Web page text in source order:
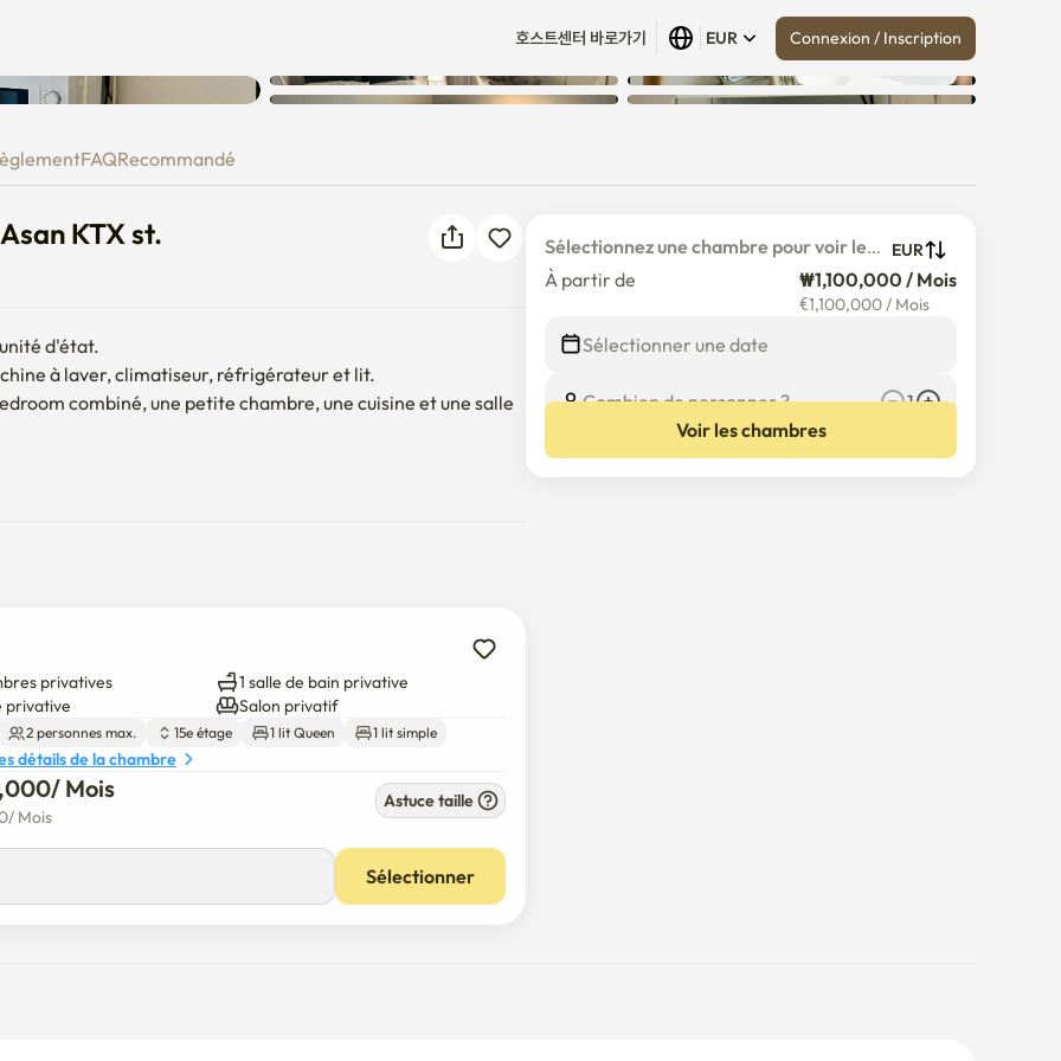
호스트센터 바로가기 EUR Connexion / Inscription
Asan KTX st.
Tout afficher (13)
FAQRecommandé
KTX st.
d'état.
à laver, climatiseur, réfrigérateur et lit.
combiné, une petite chambre, une cuisine et une salle
de stockage de colis.
Onyang Oncheon Land
Road, Hyeonchungsa Sanctuaire et Sinjeong Lake Tourist
tout près ou faites une randonnée légère sur la montagne
jusqu'à Yeonginsan Natural Recreative Forest pour une
profitez d'un bol de glace coréenne rasée (patbingsu) dans
de Byeongcheon Sundae Street et de l'Indépendance
privatives
1 salle de bain privative
privative
Salon privatif
2 personnes max. 15e étage 1 lit Queen 1 lit simple
détails de la chambre
/ Mois
/ Mois
Astuce taille
Sélectionner
Sélectionnez une chambre pour voir le
prix détaillé
EUR
À partir de ₩1,100,000 / Mois
€1,100,000/ Mois
Sélectionner une date
Combien de personnes ?
1
Voir les chambres
survenue. Veuillez réessayer.